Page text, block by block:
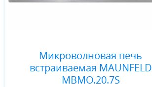
Микроволновая печь
встраиваемая MAUNFELD
MBMO.20.7S